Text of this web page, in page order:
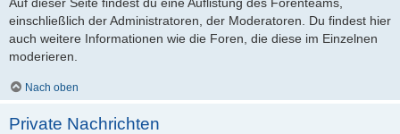
einschließlich der Administratoren, der Moderatoren. Du findest hier
auch weitere Informationen wie die Foren, die diese im Einzelnen
moderieren.
Nach oben
Private Nachrichten